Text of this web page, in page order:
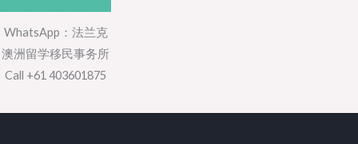
WhatsApp：法兰克
澳洲留学移民事务所
Call +61 403601875